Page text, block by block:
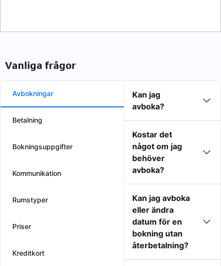
Vanliga frågor
Avbokningar
Betalning
Bokningsuppgifter
Kommunikation
Rumstyper
Priser
Kreditkort
Kan jag
avboka?
Kostar det
något om jag
behöver
avboka?
Kan jag avboka
eller ändra
datum för en
bokning utan
återbetalning?